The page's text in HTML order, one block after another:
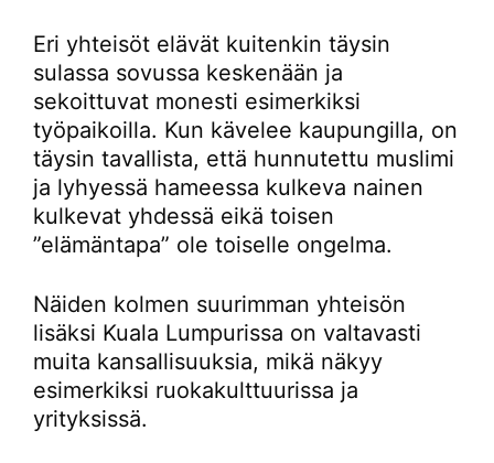
Eri yhteisöt elävät kuitenkin täysin
sulassa sovussa keskenään ja
sekoittuvat monesti esimerkiksi
työpaikoilla. Kun kävelee kaupungilla, on
täysin tavallista, että hunnutettu muslimi
ja lyhyessä hameessa kulkeva nainen
kulkevat yhdessä eikä toisen
”elämäntapa” ole toiselle ongelma.
Näiden kolmen suurimman yhteisön
lisäksi Kuala Lumpurissa on valtavasti
muita kansallisuuksia, mikä näkyy
esimerkiksi ruokakulttuurissa ja
yrityksissä.